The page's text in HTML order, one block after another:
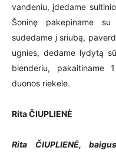
vandeniu, įdedame
Šoninę pakepiname
sudedame į sriubą,
ugnies, dedame lydytą
blenderiu, pakaitiname
duonos riekele.
Rita ČIUPLIENĖ
Rita ČIUPLIENĖ,